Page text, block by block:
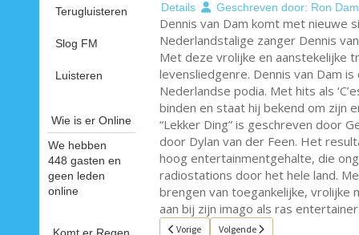
Terugluisteren
Slog FM
Luisteren
Wie is er Online
We hebben
448 gasten en
geen leden
online
Details Geschreven door: Ron Dam
Dennis van Dam komt met nieuwe
Nederlandstalige zanger Dennis
Met deze vrolijke en aanstekelijke
levensliedgenre. Dennis van Dam
Nederlandse podia. Met hits als
binden en staat hij bekend om zijn
“Lekker Ding” is geschreven door
door Dylan van der Feen. Het
hoog entertainmentgehalte, die
radiostations door het hele land.
brengen van toegankelijke, vrolijke
aan bij zijn imago als ras
Vorig artikel: Single van de week 21
Vorige Volgende artikel: Single van de
Volgende